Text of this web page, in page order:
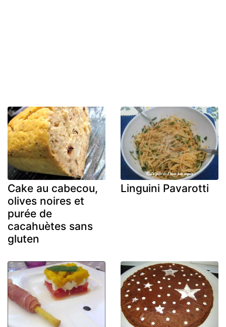
Cake au cabecou,
olives noires et
purée de
cacahuètes sans
gluten
Linguini Pavarotti